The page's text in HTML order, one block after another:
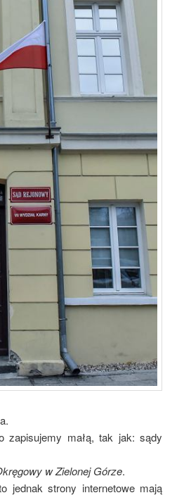
zapisujemy małą, tak jak: sądy
w Zielonej Górze.
jednak strony internetowe mają